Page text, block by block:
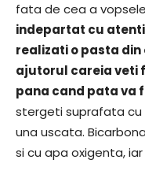
fata de cea a
indepartat cu
realizati o pasta
ajutorul careia
pana cand pata va
stergeti suprafata cu
una uscata.
si cu apa oxigenta,